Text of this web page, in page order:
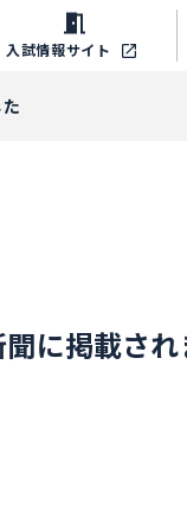
入試情報サイト
に掲載され